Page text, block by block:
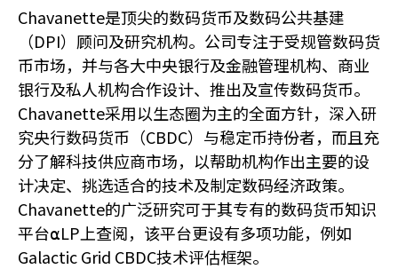
Chavanette是顶尖的数码货币及数码公共基建
（DPI）顾问及研究机构。公司专注于受规管数码货
币市场，并与各大中央银行及金融管理机构、商业
银行及私人机构合作设计、推出及宣传数码货币。
Chavanette采用以生态圈为主的全面方针，深入研
究央行数码货币（CBDC）与稳定币持份者，而且充
分了解科技供应商市场，以帮助机构作出主要的设
计决定、挑选适合的技术及制定数码经济政策。
Chavanette的广泛研究可于其专有的数码货币知识
平台⍺LP上查阅，该平台更设有多项功能，例如
Galactic Grid CBDC技术评估框架。